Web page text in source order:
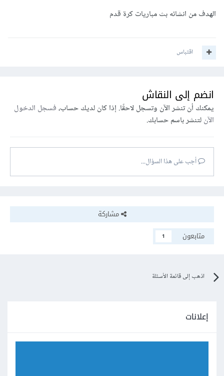
الهدف من انشائه بث مباريات كرة قدم
اقتباس
انضم إلى النقاش
يمكنك أن تنشر الآن وتسجل لاحقًا. إذا كان لديك حساب،فسجل الدخول
الآنلتنشر باسم حسابك.
أجب على هذا السؤال...
مشاركة
متابعون
1
اذهب إلى قائمة الأسئلة
إعلانات